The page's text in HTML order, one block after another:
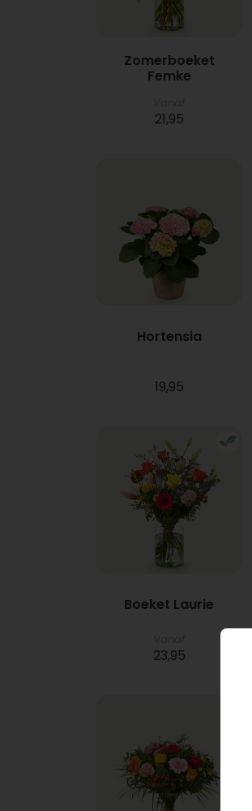
Zomerboeket
Femke
21,95
Hortensia
19,95
Boeket Laurie
23,95